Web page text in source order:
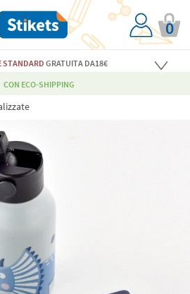
0
STANDARD GRATUITADA18€
CON ECO-SHIPPING